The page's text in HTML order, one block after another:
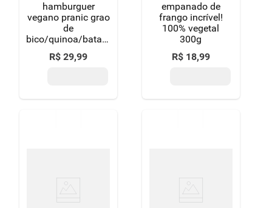
hamburguer
vegano pranic grao
de
bico/quinoa/batata
doce/cogumelo
284g com 4 unid
R$ 29,99
empanado de
frango incrível!
100% vegetal
300g
R$ 18,99